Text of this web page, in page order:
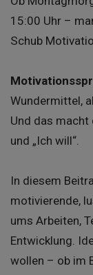
15:00 Uhr –
Schub
Wundermittel,
Und das macht
und „Ich will“.
In diesem
motivierende,
ums Arbeiten,
Entwicklung.
wollen – ob im